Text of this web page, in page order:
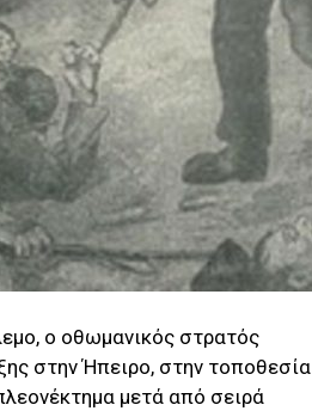
ο οθωμανικός στρατός
στην Ήπειρο, στην τοποθεσία
μετά από σειρά